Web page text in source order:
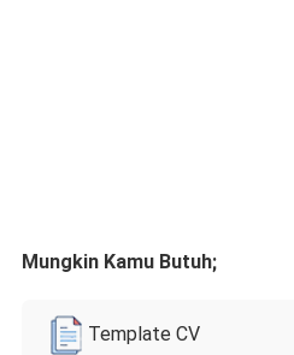
Mungkin Kamu Butuh;
Template CV